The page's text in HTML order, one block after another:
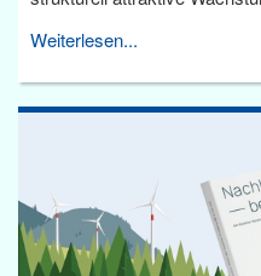
Weiterlesen...